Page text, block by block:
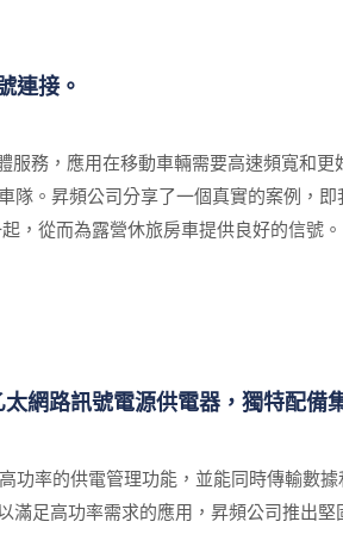
連接。
服務，應用在移動車輛需要高速頻寬和
。昇頻公司分享了一個真實的案例，
，從而為露營休旅房車提供良好的信號。
網路訊號電源供電器，獨特配備
功率的供電管理功能，並能同時傳輸數
足高功率需求的應用，昇頻公司推出